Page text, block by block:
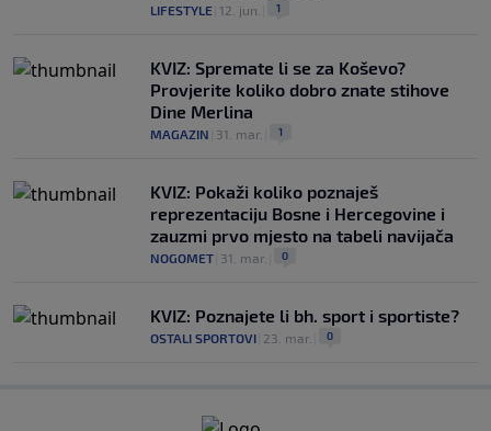
LIFESTYLE 12. jun. 1
KVIZ: Spremate li se za Koševo?
Provjerite koliko dobro znate stihove
Dine Merlina
MAGAZIN 31. mar. 1
KVIZ: Pokaži koliko poznaješ
reprezentaciju Bosne i Hercegovine i
zauzmi prvo mjesto na tabeli navijača
NOGOMET 31. mar. 0
KVIZ: Poznajete li bh. sport i sportiste?
OSTALI SPORTOVI 23. mar. 0